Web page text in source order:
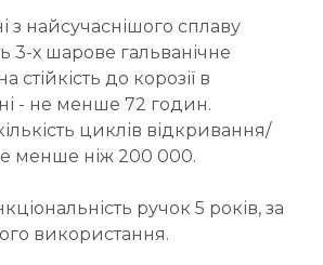
з найсучаснішого сплаву
3-х шарове гальванічне
стійкість до корозії в
- не менше 72 годин.
циклів відкривання/
менше ніж 200 000.
ручок 5 років, за
використання.